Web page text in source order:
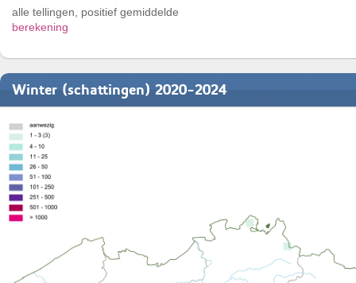
alle tellingen, positief gemiddelde
berekening
Winter (schattingen) 2020-2024